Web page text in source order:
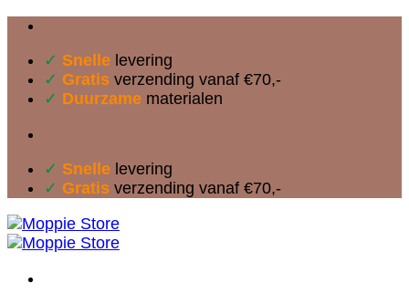
inhoud
✓ Snelle levering
✓ Gratis verzending vanaf €70,-
✓ Duurzame materialen
✓ Snelle levering
✓ Gratis verzending vanaf €70,-